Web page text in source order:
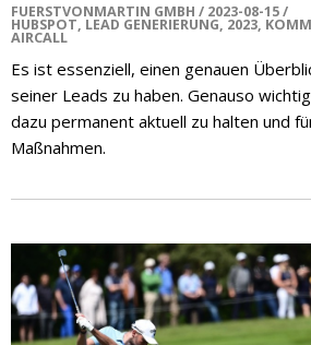
FUERSTVONMARTIN GMBH 2023-08-15
HUBSPOT, LEAD GENERIERUNG, 2023,
AIRCALL
Es ist essenziell, einen genauen
seiner Leads zu haben. Genauso
dazu permanent aktuell zu halten und
Maßnahmen.